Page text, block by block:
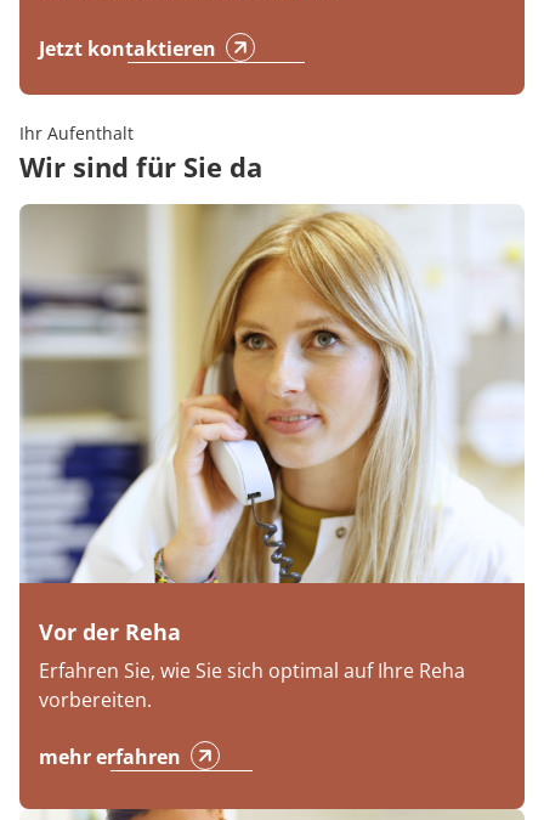
Jetzt kontaktieren
Ihr Aufenthalt
Wir sind für Sie da
Vor der Reha
Erfahren Sie, wie Sie sich optimal auf Ihre Reha
vorbereiten.
mehr erfahren